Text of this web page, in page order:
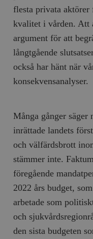
flesta privata
kvalitet i vården. Att
argument för att
långtgående
också har hänt när
konsekvensanalyser.
Många gånger säger
inrättade landets
och välfärdsbrott
stämmer inte.
föregående
2022 års budget,
arbetade som
och
den sista budgeten